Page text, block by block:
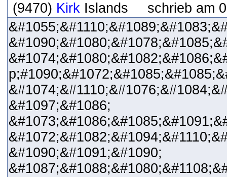
(9470) Kirk
schrieb am
&#1097;&#1086;
&#1090;&#1091;&#1090;